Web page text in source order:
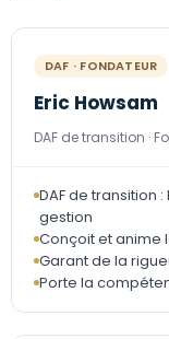
DAF · FONDATEUR
Eric Howsam
DAF de transition ·
DAF de transition
gestion
Conçoit et anime
Garant de la
Porte la